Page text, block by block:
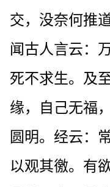
交，没奈何推
闻古人言云：
死不求生。及
缘，自己无福
圆明。经云：
以观其徼。有